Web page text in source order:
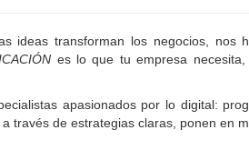
ideas transforman los negocios, nos
es lo que tu empresa
apasionados por lo digital:
través de estrategias claras, ponen en